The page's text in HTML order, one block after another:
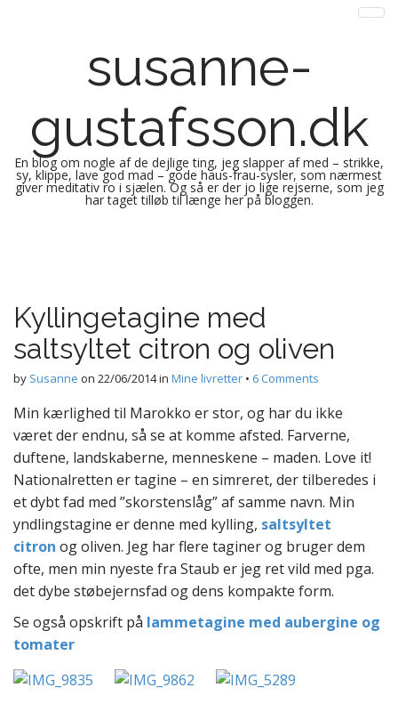
susanne-
gustafsson.dk
En blog om nogle af de dejlige ting, jeg slapper af med – strikke,
sy, klippe, lave god mad – gode haus-frau-sysler, som nærmest
giver meditativ ro i sjælen. Og så er der jo lige rejserne, som jeg
har taget tilløb til længe her på bloggen.
n
m
e
n
t
o
c
o
n
t
e
n
t
Kyllingetagine med
saltsyltet citron og oliven
by Susanne on 22/06/2014in Mine livretter • 6 Comments
Min kærlighed til Marokko er stor, og har du ikke
været der endnu, så se at komme afsted. Farverne,
duftene, landskaberne, menneskene – maden. Love it!
Nationalretten er tagine – en simreret, der tilberedes i
et dybt fad med ”skorstenslåg” af samme navn. Min
yndlingstagine er denne med kylling, saltsyltet
citron og oliven. Jeg har flere taginer og bruger dem
ofte, men min nyeste fra Staub er jeg ret vild med pga.
det dybe støbejernsfad og dens kompakte form.
Se også opskrift på lammetagine med aubergine og
tomater